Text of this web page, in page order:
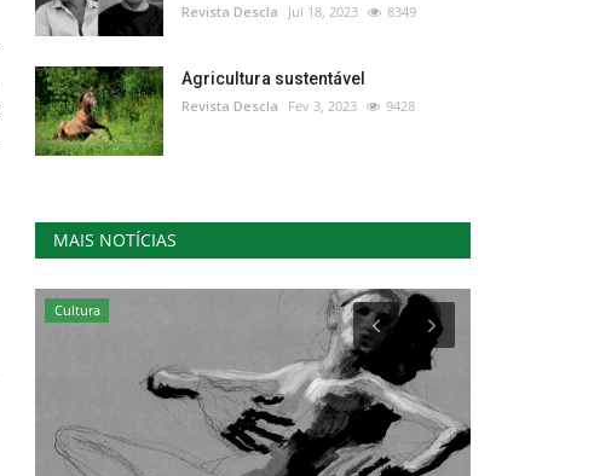
Revista Descla Jul 18, 2023 8349
Agricultura sustentável
Revista Descla Fev 3, 2023 9428
MAIS NOTÍCIAS
Cultura